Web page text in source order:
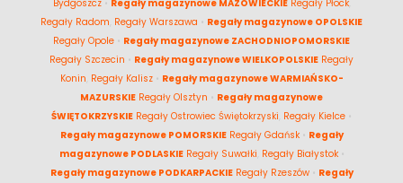
Bydgoszcz• Regały magazynowe MAZOWIECKIE Regały Płock,
Regały Radom Regały Warszawa • Regały magazynowe OPOLSKIE
Regały Opole • Regały magazynowe ZACHODNIOPOMORSKIE
Regały Szczecin • Regały magazynowe WIELKOPOLSKIE Regały
Konin Regały Kalisz• Regały magazynowe WARMIAŃSKO-
MAZURSKIE Regały Olsztyn • Regały magazynowe
ŚWIĘTOKRZYSKIE Regały Ostrowiec Świętokrzyski Regały Kielce •
Regały magazynowe POMORSKIE Regały Gdańsk• Regały
magazynowe PODLASKIE Regały Suwałki Regały Białystok•
Regały magazynowe PODKARPACKIE Regały Rzeszów• Regały